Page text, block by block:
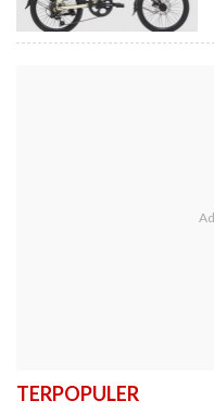
TERPOPULER